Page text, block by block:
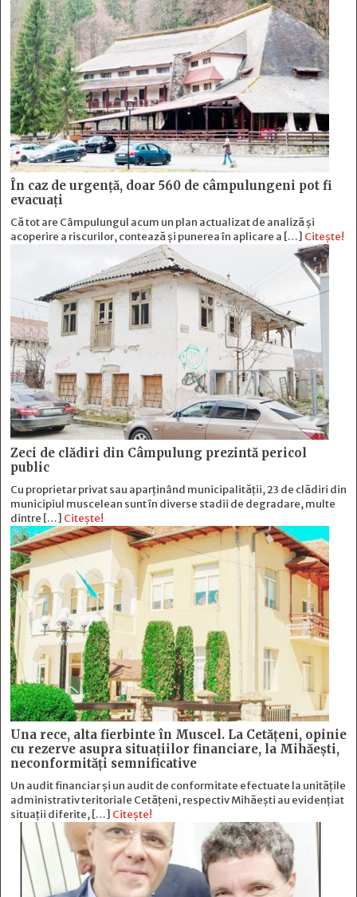
În caz de urgență, doar 560 de câmpulungeni pot fi
evacuați
Că tot are Câmpulungul acum un plan actualizat de analiză și
acoperire a riscurilor, contează și punerea în aplicare a […] Citește!
Zeci de clădiri din Câmpulung prezintă pericol
public
Cu proprietar privat sau aparținând municipalității, 23 de clădiri din
municipiul muscelean sunt în diverse stadii de degradare, multe
dintre […] Citește!
Una rece, alta fierbinte în Muscel. La Cetăţeni, opinie
cu rezerve asupra situaţiilor financiare, la Mihăeşti,
neconformităţi semnificative
Un audit financiar și un audit de conformitate efectuate la unitățile
administrativ teritoriale Cetățeni, respectiv Mihăești au evidențiat
situații diferite, […] Citește!